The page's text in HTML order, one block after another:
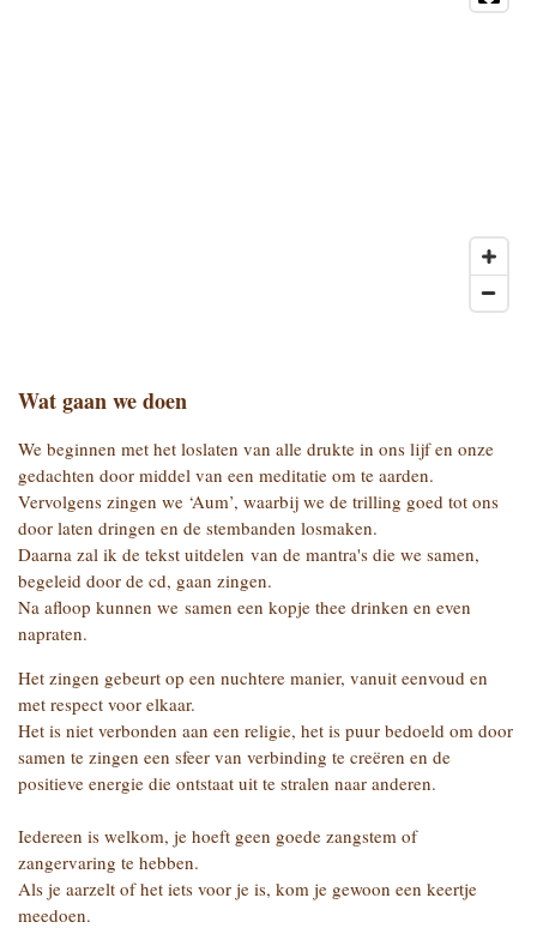
Wat gaan we doen
We beginnen met het loslaten van alle drukte in ons lijf en onze
gedachten door middel van een meditatie om te aarden.
Vervolgens zingen we ‘Aum’, waarbij we de trilling goed tot ons
door laten dringen en de stembanden losmaken.
Daarna zal ik de tekst uitdelen van de mantra's die we samen,
begeleid door de cd, gaan zingen.
Na afloop kunnen we samen een kopje thee drinken en even
napraten.
Het zingen gebeurt op een nuchtere manier, vanuit eenvoud en
met respect voor elkaar.
Het is niet verbonden aan een religie, het is puur bedoeld om door
samen te zingen een sfeer van verbinding te creëren en de
positieve energie die ontstaat uit te stralen naar anderen.
Iedereen is welkom, je hoeft geen goede zangstem of
zangervaring te hebben.
Als je aarzelt of het iets voor je is, kom je gewoon een keertje
meedoen.